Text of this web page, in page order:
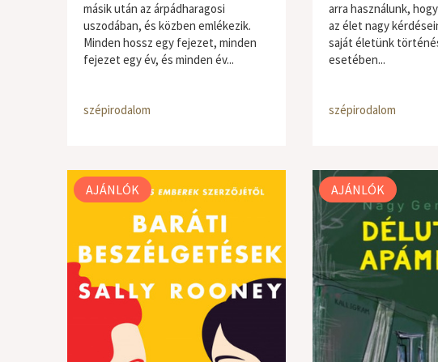
másik után az árpádharagosi
uszodában, és közben emlékezik.
Minden hossz egy fejezet, minden
fejezet egy év, és minden év...
szépirodalom
arra használunk,
az élet nagy
saját életünk
esetében...
szépirodalom
AJÁNLÓK AJÁNLÓK